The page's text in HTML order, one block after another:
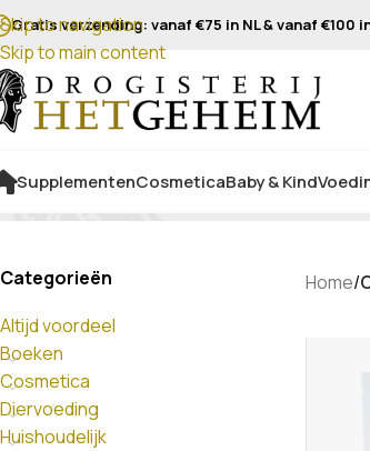
Skip to navigation
Skip to main content
Gratis verzending: vanaf €75 in NL & vanaf €100
SupplementenCosmeticaBaby & Kind
Categorieën
Altijd voordeel
Boeken
Cosmetica
Diervoeding
Huishoudelijk
Home/